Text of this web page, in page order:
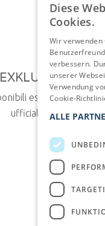
EXKLUSIVE
esclusivamente
ufficiale alla migliore
Diese
Cookies.
Wir verwenden
verbessern.
unserer
Verwendung
Cookie-
ALLE